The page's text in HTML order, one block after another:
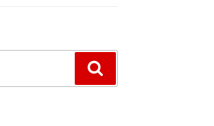
索